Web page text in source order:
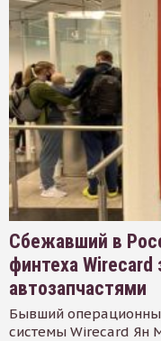
Сбежавший в
финтеха Wirecard
автозапчастями
Бывший
системы Wirecard Ян